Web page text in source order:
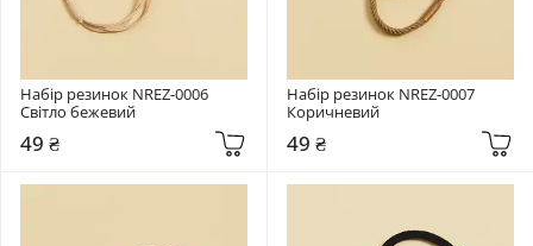
Набір резинок NREZ-0006
Світло бежевий
49 ₴
Набір резинок NREZ-0007
Коричневий
49 ₴